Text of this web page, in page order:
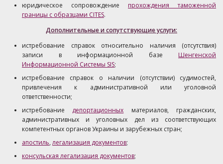
юридическое сопровождение прохождения таможенной
границы с образцами CITES.
Дополнительные и сопутствующие услуги:
истребование справок относительно наличия (отсутствия)
записи в информационной базе Шенгенской
Информационной Системы SIS;
истребование справок о наличии (отсутствии) судимостей,
привлечения к административной или уголовной
ответственности;
истребование депортационных материалов, гражданских,
административных и уголовных дел из соответствующих
компетентных органов Украины и зарубежных стран;
апостиль, легализация документов;
консульская легализация документов;